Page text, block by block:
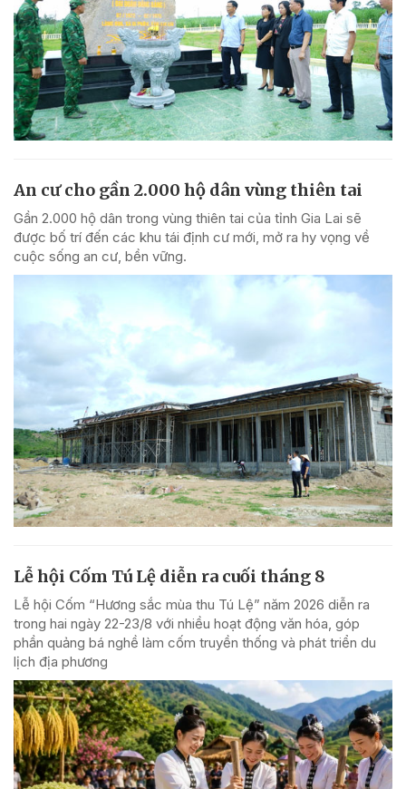
An cư cho gần 2.000 hộ dân vùng thiên tai
Gần 2.000 hộ dân trong vùng thiên tai của tỉnh Gia Lai sẽ
được bố trí đến các khu tái định cư mới, mở ra hy vọng về
cuộc sống an cư, bền vững.
Lễ hội Cốm Tú Lệ diễn ra cuối tháng 8
Lễ hội Cốm “Hương sắc mùa thu Tú Lệ” năm 2026 diễn ra
trong hai ngày 22-23/8 với nhiều hoạt động văn hóa, góp
phần quảng bá nghề làm cốm truyền thống và phát triển du
lịch địa phương